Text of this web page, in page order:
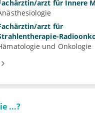
arzt für Innere
Nephrologie,
arzt für
und Onkologie
...?